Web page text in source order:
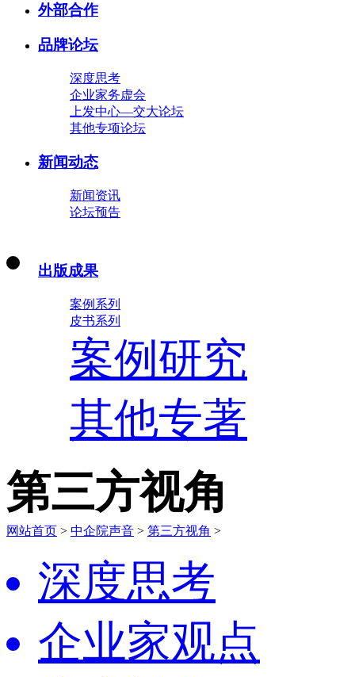
外部合作
品牌论坛
深度思考
企业家务虚会
上发中心—交大论坛
其他专项论坛
新闻动态
新闻资讯
论坛预告
出版成果
案例系列
皮书系列
案例研究
其他专著
第三方视角
网站首页 > 中企院声音 > 第三方视角 >
深度思考
企业家观点